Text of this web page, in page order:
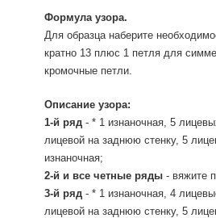
Формула узора.
Для образца наберите
кратно 13 плюс 1 петля для
кромочные петли.
Описание узора:
1-й ряд - * 1 изнаночная, 5
лицевой на заднюю стенку, 5
изнаночная;
2-й и все четные ряды - вяжите
3-й ряд - * 1 изнаночная, 4
лицевой на заднюю стенку, 5